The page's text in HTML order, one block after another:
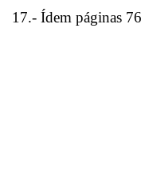
17.- Ídem páginas